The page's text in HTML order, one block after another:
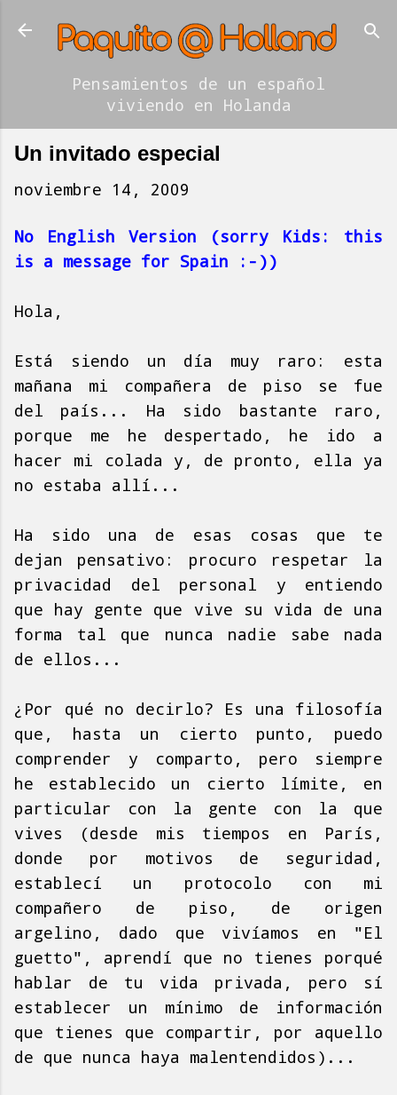
Ir al contenido principal
Pensamientos de un español
viviendo en Holanda
Un invitado especial
noviembre 14, 2009
No English Version (sorry Kids: this
is a message for Spain :-))
Hola,
Está siendo un día muy raro: esta
mañana mi compañera de piso se fue
del país... Ha sido bastante raro,
porque me he despertado, he ido a
hacer mi colada y, de pronto, ella ya
no estaba allí...
Ha sido una de esas cosas que te
dejan pensativo: procuro respetar la
privacidad del personal y entiendo
que hay gente que vive su vida de una
forma tal que nunca nadie sabe nada
de ellos...
¿Por qué no decirlo? Es una filosofía
que, hasta un cierto punto, puedo
comprender y comparto, pero siempre
he establecido un cierto límite, en
particular con la gente con la que
vives (desde mis tiempos en París,
donde por motivos de seguridad,
establecí un protocolo con mi
compañero de piso, de origen
argelino, dado que vivíamos en "El
guetto", aprendí que no tienes porqué
hablar de tu vida privada, pero sí
establecer un mínimo de información
que tienes que compartir, por aquello
de que nunca haya malentendidos)...